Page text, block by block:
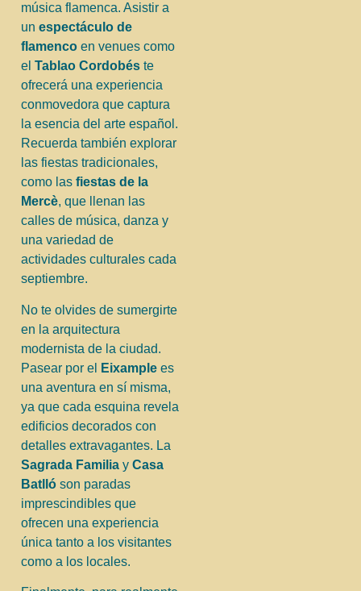
música flamenca. Asistir a
un espectáculo de
flamenco en venues como
el Tablao Cordobés te
ofrecerá una experiencia
conmovedora que captura
la esencia del arte español.
Recuerda también explorar
las fiestas tradicionales,
como las fiestas de la
Mercè, que llenan las
calles de música, danza y
una variedad de
actividades culturales cada
septiembre.
No te olvides de sumergirte
en la arquitectura
modernista de la ciudad.
Pasear por el
Eixample es
una aventura en sí misma,
ya que cada esquina revela
edificios decorados con
detalles extravagantes. La
Sagrada Familia y Casa
Batlló son paradas
imprescindibles que
ofrecen una experiencia
única tanto a los visitantes
como a los locales.